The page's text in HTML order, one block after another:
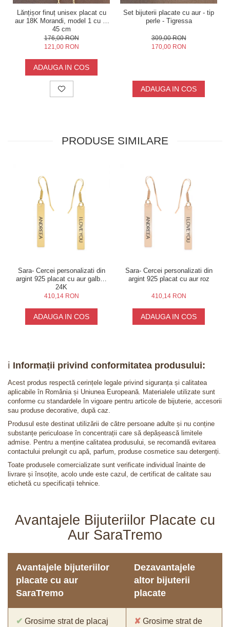
Lănțișor finuț unisex placat cu
aur 18K Morandi, model 1 cu 1,
45 cm
176,00 RON
121,00 RON
ADAUGA IN COS
Set bijuterii placate cu aur - tip
perle - Tigressa
309,00 RON
170,00 RON
ADAUGA IN COS
PRODUSE SIMILARE
Sara- Cercei personalizati din
argint 925 placat cu aur galben
24K
410,14 RON
ADAUGA IN COS
Sara- Cercei personalizati din
argint 925 placat cu aur roz
410,14 RON
ADAUGA IN COS
ℹ️ Informații privind conformitatea produsului:
Acest produs respectă cerințele legale privind siguranța și calitatea
aplicabile în România și Uniunea Europeană. Materialele utilizate sunt
conforme cu standardele în vigoare pentru articole de bijuterie, accesorii
sau produse decorative, după caz.
Produsul este destinat utilizării de către persoane adulte și nu conține
substanțe periculoase în concentrații care să depășească limitele
admise. Pentru a menține calitatea produsului, se recomandă evitarea
contactului prelungit cu apă, parfum, produse cosmetice sau detergenți.
Toate produsele comercializate sunt verificate individual înainte de
livrare și însoțite, acolo unde este cazul, de certificat de calitate sau
etichetă cu specificații tehnice.
Avantajele Bijuteriilor Placate cu
Aur SaraTremo
Avantajele bijuteriilor
placate cu aur
SaraTremo
Dezavantajele
altor bijuterii
placate
✔ Grosime strat de placaj
✘ Grosime strat de